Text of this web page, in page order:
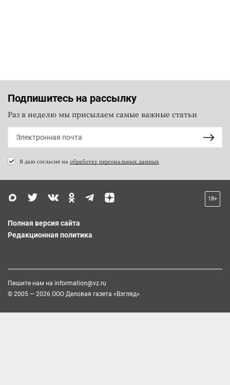
Подпишитесь на рассылку
Раз в неделю мы присылаем самые важные статьи
Я даю согласие на обработку персональных данных
18+
Полная версия сайта
Редакционная политика
Пишите нам на information@vz.ru
© 2005 — 2026 ООО Деловая газета «Взгляд»